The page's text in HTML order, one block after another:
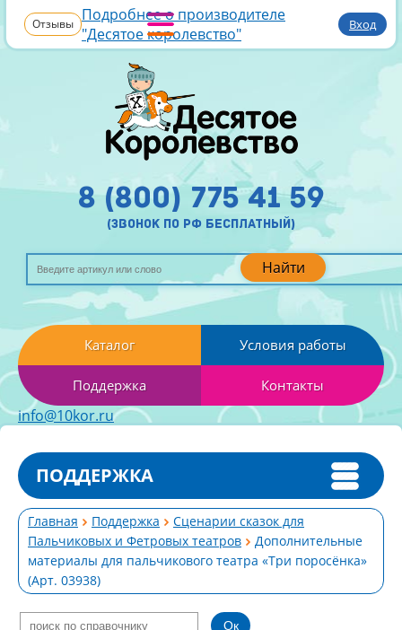
Отзывы Подробнее о производителе
"Десятое королевство"
Вход
Найти
8 (800) 775 41 59
(звонок по рф бесплатный)
Каталог Условия работы
Поддержка Контакты
info@10kor.ru
ПОДДЕРЖКА
Главная Поддержка
Сценарии сказок для
Пальчиковых и Фетровых театров
Дополнительные
материалы для пальчикового театра «Три поросёнка»
(Арт. 03938)